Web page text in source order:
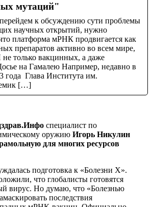
мутаций"
к обсуждению сути проблемы
научных открытий, нужно
платформа мРНК продвигается как
препаратов активно во всем мире,
только вакцинных, а даже
на Гамалею Например, недавно в
года Глава Института им.
[…]
специалист по
оружию Игорь Никулин
для многих ресурсов
подготовка к «Болезни Х».
что глобалисты готовятся
вирус. Но думаю, что «Болезнью
последствия